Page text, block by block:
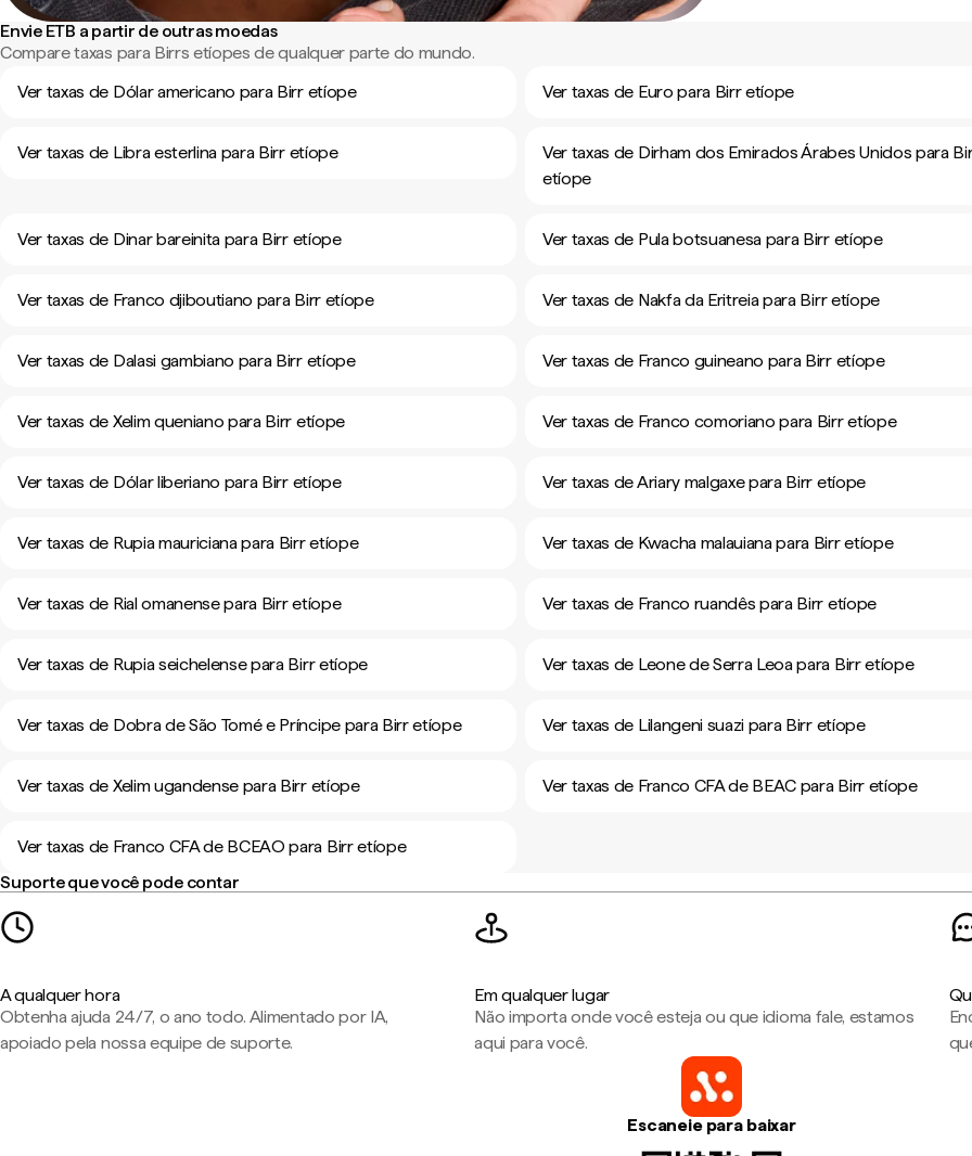
Envie ETB a partir de outras moedas
Compare taxas para Birrs etíopes de qualquer parte do mundo.
Ver taxas de Dólar americano para Birr etíope
Ver taxas de Euro para Birr etíope
Ver taxas de Libra esterlina para Birr etíope
Ver taxas de Dirham dos Emirados Árabes Unidos para
etíope
Ver taxas de Dinar bareinita para Birr etíope Ver taxas de Pula botsuanesa para Birr etíope
Ver taxas de Franco djiboutiano para Birr etíope Ver taxas de Nakfa da Eritreia para Birr etíope
Ver taxas de Dalasi gambiano para Birr etíope Ver taxas de Franco guineano para Birr etíope
Ver taxas de Xelim queniano para Birr etíope Ver taxas de Franco comoriano para Birr etíope
Ver taxas de Dólar liberiano para Birr etíope Ver taxas de Ariary malgaxe para Birr etíope
Ver taxas de Rupia mauriciana para Birr etíope Ver taxas de Kwacha malauiana para Birr etíope
Ver taxas de Rial omanense para Birr etíope Ver taxas de Franco ruandês para Birr etíope
Ver taxas de Rupia seichelense para Birr etíope Ver taxas de Leone de Serra Leoa para Birr etíope
Ver taxas de Dobra de São Tomé e Príncipe para Birr etíope Ver taxas de Lilangeni suazi para Birr etíope
Ver taxas de Xelim ugandense para Birr etíope Ver taxas de Franco CFA de BEAC para Birr etíope
Ver taxas de Franco CFA de BCEAO para Birr etíope
Suporte que você pode contar
A qualquer hora
Obtenha ajuda 24/7, o ano todo. Alimentado por IA,
apoiado pela nossa equipe de suporte.
Em qualquer lugar
Não importa onde você esteja ou que idioma fale, estamos
aqui para você.
Escaneie para baixar